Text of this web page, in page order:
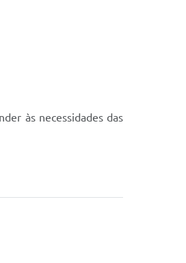
às necessidades das